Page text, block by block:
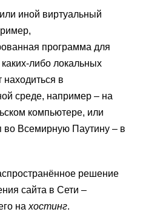
иной виртуальный
программа для
либо локальных
находиться в
среде, например – на
компьютере, или
во Всемирную Паутину – в
решение
сайта в Сети –
нахостинг.